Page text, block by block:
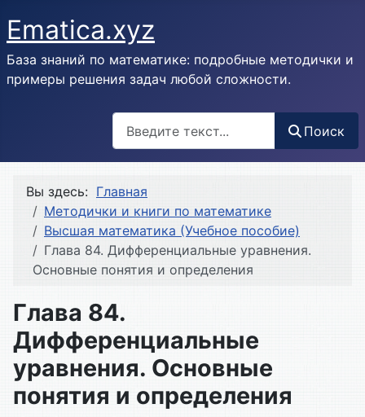
Ematica.xyz
База знаний по математике: подробные методички и
примеры решения задач любой сложности.
Поиск
Вы здесь: Главная
Методички и книги по математике
Высшая математика (Учебное пособие)
Глава 84. Дифференциальные уравнения.
Основные понятия и определения
Глава 84.
Дифференциальные
уравнения. Основные
понятия и определения